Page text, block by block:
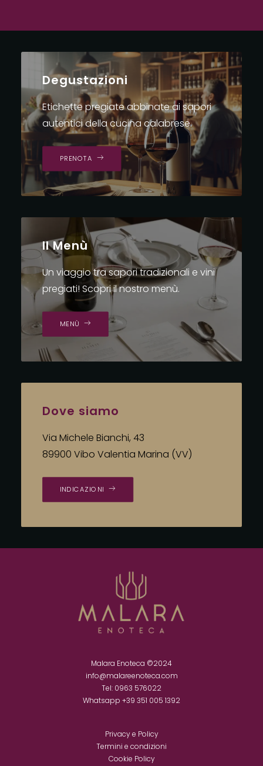
Degustazioni
Etichette pregiate abbinate ai sapori
autentici della cucina calabrese.
PRENOTA
Il Menù
Un viaggio tra sapori tradizionali e vini
pregiati! Scopri il nostro menù.
MENÙ
Dove siamo
Via Michele Bianchi, 43
89900 Vibo Valentia Marina (VV)
INDICAZIONI
Malara Enoteca ©2024
info@malareenoteca.com
Tel: 0963 576022
Whatsapp ‪ +39 351 005 1392‬
Privacy e Policy
Termini e condizioni
Cookie Policy